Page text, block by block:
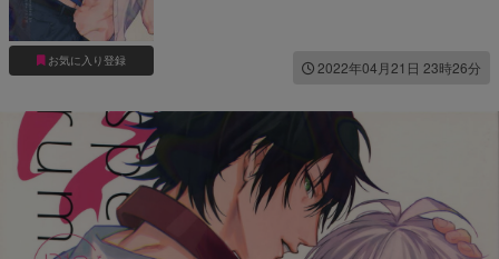
お気に入り登録 2022年04月21日 23時26分